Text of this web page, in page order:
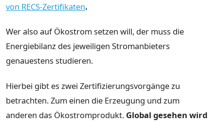
von RECS-Zertifikaten.
Wer also auf Ökostrom setzen will, der muss die
Energiebilanz des jeweiligen Stromanbieters
genauestens studieren.
Hierbei gibt es zwei Zertifizierungsvorgänge zu
betrachten. Zum einen die Erzeugung und zum
anderen das Ökostromprodukt. Global gesehen wird